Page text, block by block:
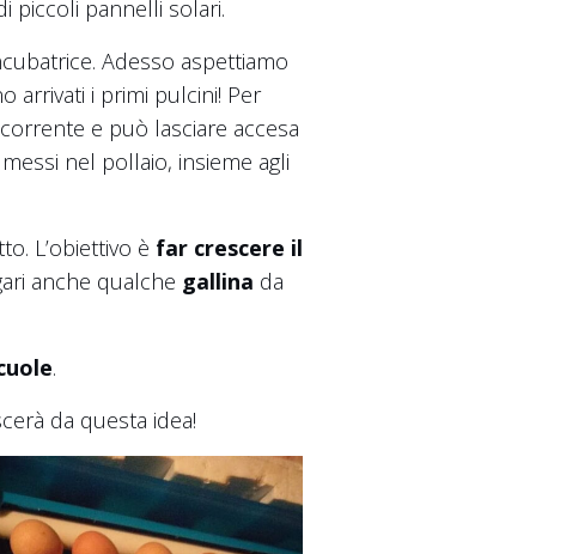
piccoli pannelli solari.
Adesso aspettiamo
arrivati i primi pulcini! Per
e può lasciare accesa
nel pollaio, insieme agli
L’obiettivo è far crescere il
anche qualche gallina da
.
da questa idea!